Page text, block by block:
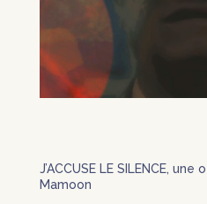
J’ACCUSE LE SILENCE,
Mamoon